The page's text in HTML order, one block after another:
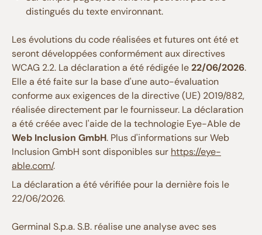
distingués du texte environnant.
Les évolutions du code réalisées et futures ont été et
seront développées conformément aux directives
WCAG 2.2. La déclaration a été rédigée le22/06/2026.
Elle a été faite sur la base d'une auto-évaluation
conforme aux exigences de la directive (UE) 2019/882,
réalisée directement par le fournisseur. La déclaration
a été créée avec l'aide de la technologie Eye-Able de
Web Inclusion GmbH. Plus d'informations sur Web
Inclusion GmbH sont disponibles sur https://eye-
able.com/.
La déclaration a été vérifiée pour la dernière fois le
22/06/2026.
Germinal S.p.a. S.B. réalise une analyse avec ses